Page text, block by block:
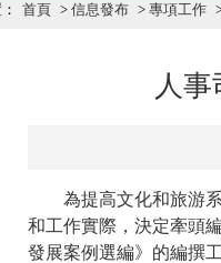
首頁 > 信息發布 > 專項工作
人
為提高文化和旅游系
和工作實際，決定牽頭
發展案例選編》的編撰